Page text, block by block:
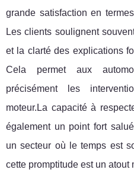
grande satisfaction en
Les clients soulignent
et la clarté des explications
Cela permet aux
précisément les
moteur.La capacité à
également un point fort
un secteur où le temps est
cette promptitude est un atout